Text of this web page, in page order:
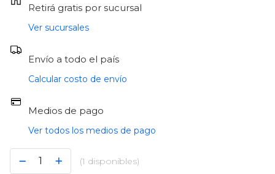
Retirá gratis por sucursal
Ver sucursales
Envío a todo el país
Calcular costo de envío
Medios de pago
Ver todos los medios de pago
(1 disponibles)